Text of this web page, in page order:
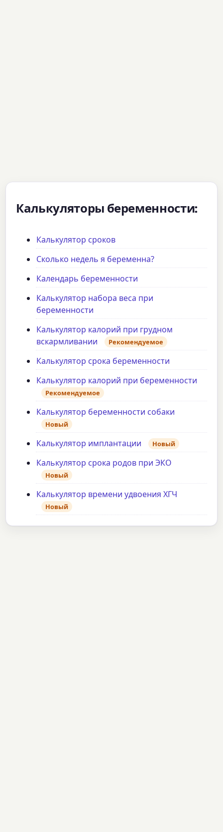
Калькуляторы беременности:
Калькулятор сроков
Сколько недель я беременна?
Календарь беременности
Калькулятор набора веса при
беременности
Калькулятор калорий при грудном
вскармливании
Рекомендуемое
Калькулятор срока беременности
Калькулятор калорий при беременности
Рекомендуемое
Калькулятор беременности собаки
Новый
Калькулятор имплантации Новый
Калькулятор срока родов при ЭКО
Новый
Калькулятор времени удвоения ХГЧ
Новый